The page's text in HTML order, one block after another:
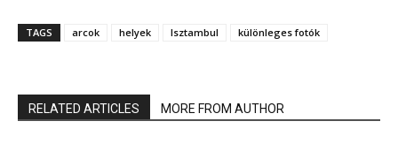
TAGS arcok helyek Isztambul különleges fotók
RELATED ARTICLES MORE FROM AUTHOR